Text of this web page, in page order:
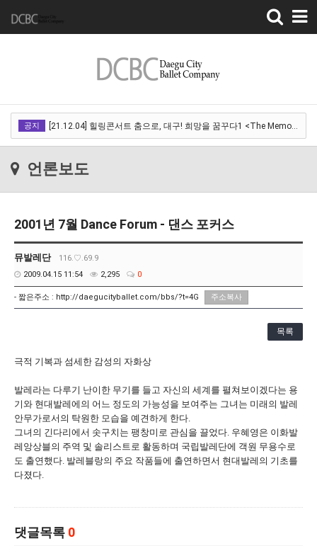
Toggle
navigation
공지 [21.12.04] 힐링콘서트 춤으로, 대구! 희망을 꿈꾸다1 <The Memory of …
[21.11.13] 호두까기인형 아양아트센터
[21.11.13] 호두까기인형 아양아트센터
[21.10.22-23] 대구국제오페라축제<아이다> 오페라하우스
언론보도
2001년 7월 Dance Forum - 댄스 포커스
뮤발레단
116.♡.69.9
2009.04.15 11:54
2,295 0
- 짧은주소 : http://daegucityballet.com/bbs/?t=4G 주소복사
목록
극적 기복과 섬세한 감성의 자화상
발레라는 다루기 난이한 무기를 들고 자신의 세계를 펼쳐보이겠다는 용
기와 현대발레에의 어느 정도의 가능성을 보여주는 그녀는 미래의 발레
안무가로서의 탁원한 모습을 예견하게 한다.
그녀의 긴다리에서 솟구치는 팽창미로 관심을 끌었다. 우혜영은 이화발
레앙상블의 주역 및 솔리스트로 활동하며 국립발레단에 객원 무용수로
도 출연했다. 발레블랑의 주요 작품들에 출연하면서 현대발레의 기초를
다졌다.
댓글목록 0